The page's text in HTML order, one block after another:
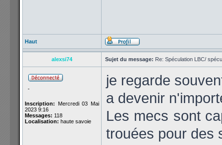
Haut
alexsi74 Sujet du message: Re: Spéculation LBC/
-
Inscription: Mercredi 03 Mai
2023 9:16
Messages: 118
Localisation: haute savoie
je regarde
a devenir
Les mecs sont
trouées pour des